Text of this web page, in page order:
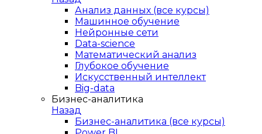
Анализ данных (все курсы)
Машинное обучение
Нейронные сети
Data-science
Математический анализ
Глубокое обучение
Искусственный интеллект
Big-data
Бизнес-аналитика
Назад
Бизнес-аналитика (все курсы)